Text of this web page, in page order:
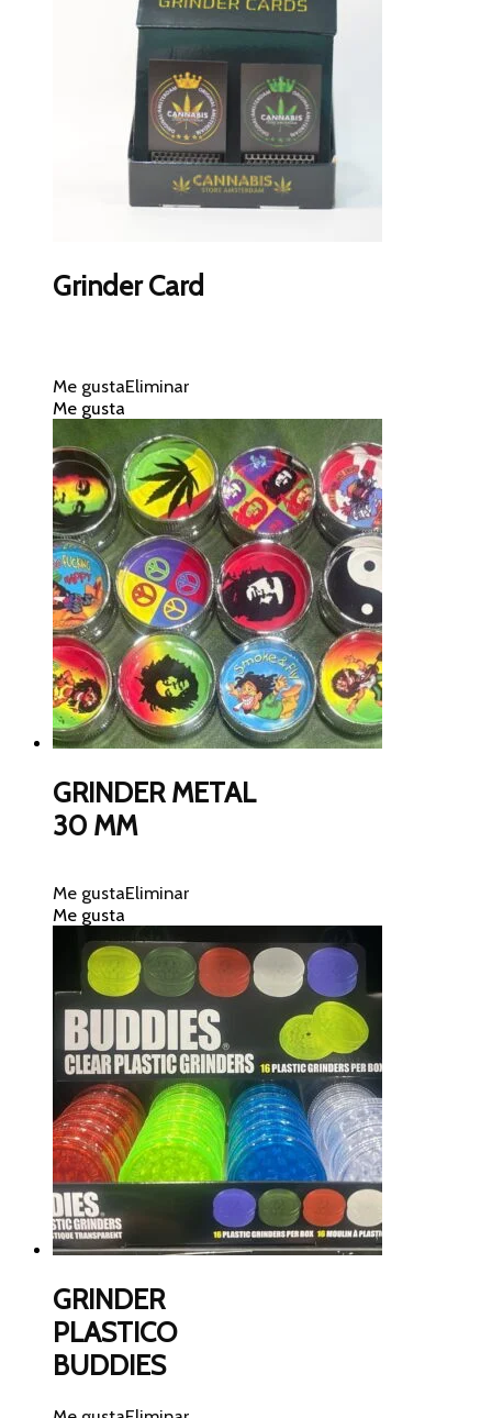
Grinder Card
Me gustaEliminar
Me gusta
GRINDER METAL
30 MM
Me gustaEliminar
Me gusta
GRINDER
PLASTICO
BUDDIES